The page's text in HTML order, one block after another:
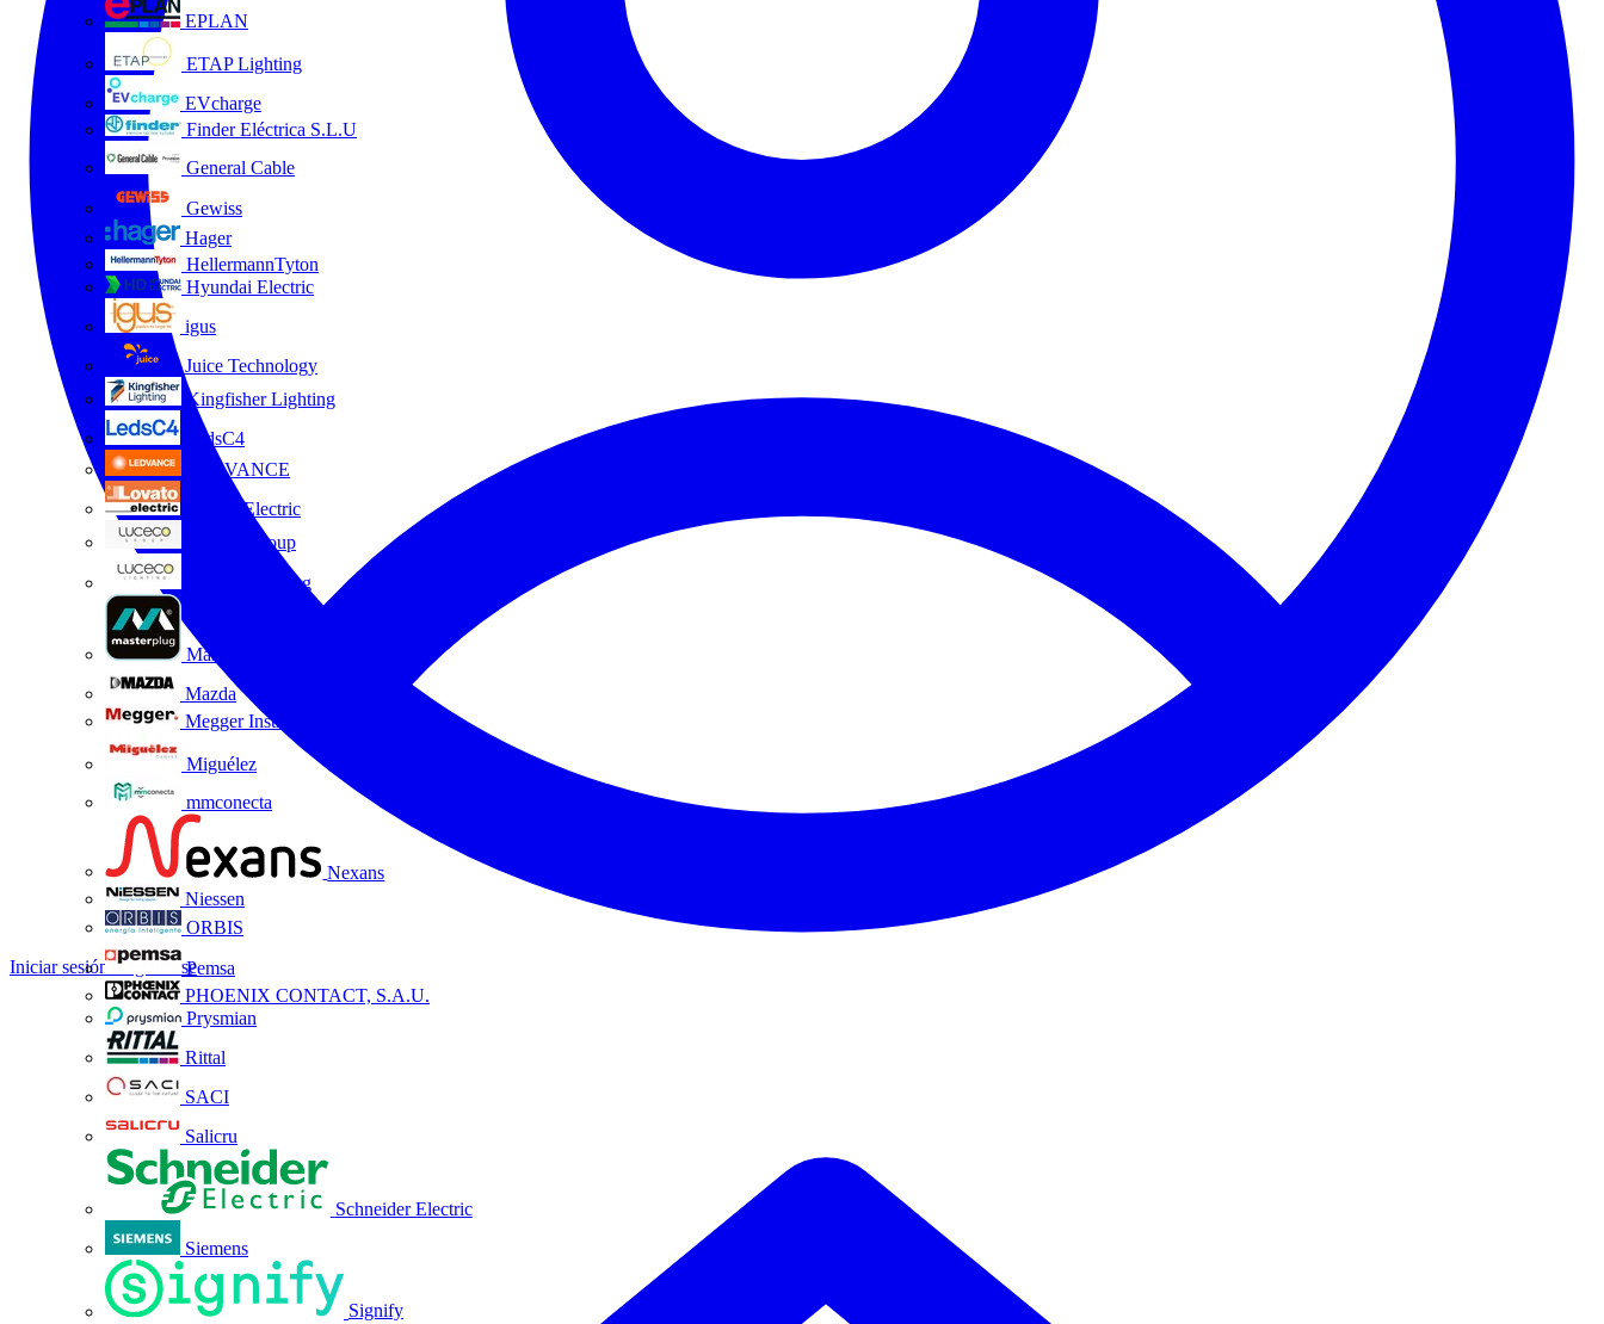
EPLAN
ETAP Lighting
EVcharge
Finder Eléctrica S.L.U
General Cable
Gewiss
Hager
HellermannTyton
Hyundai Electric
igus
Juice Technology
Kingfisher Lighting
LedsC4
LEDVANCE
Lovato Electric
Luceco Group
Luceco Lighting
Masterplug
Mazda
Megger Instruments S.L.
Miguélez
mmconecta
Nexans
Niessen
ORBIS
Pemsa
PHOENIX CONTACT, S.A.U.
Prysmian
Rittal
SACI
Salicru
Schneider Electric
Siemens
Signify
Iniciar sesiónRegistrarse